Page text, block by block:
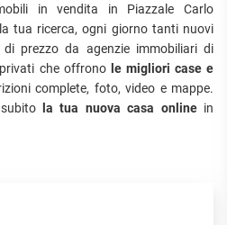
in vendita in Piazzale Carlo
tua ricerca, ogni giorno tanti nuovi
prezzo da agenzie immobiliari di
che offronole migliori case e
complete, foto, video e mappe.
la tua nuova casa onlinein